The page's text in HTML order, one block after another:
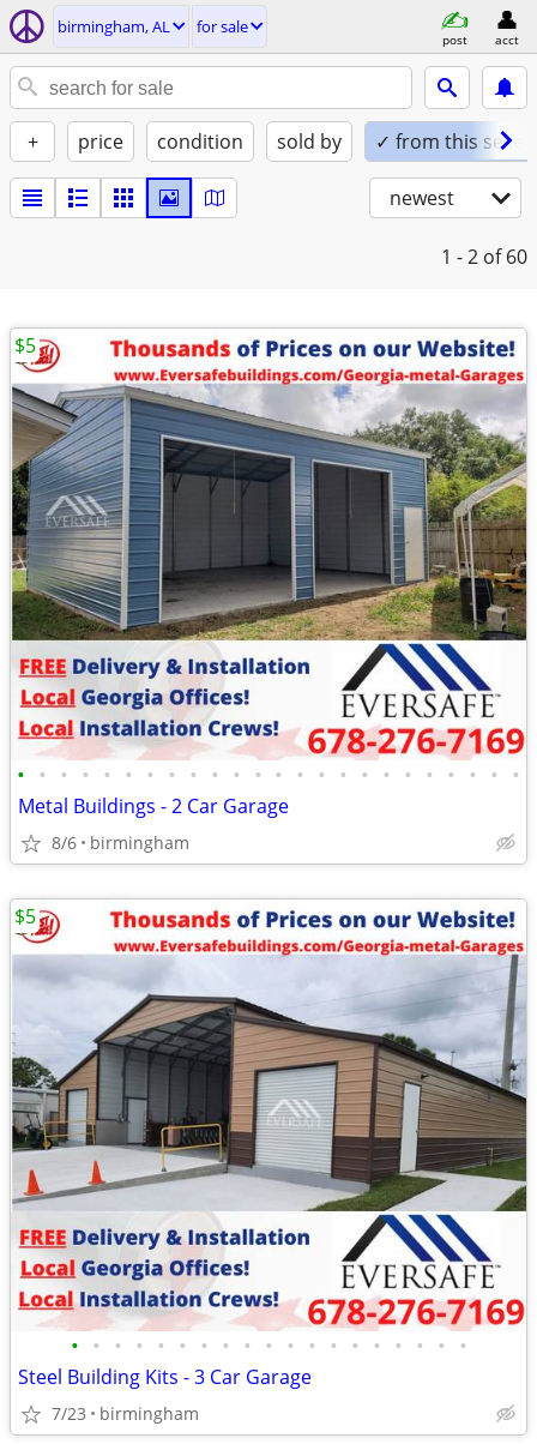
birmingham, AL for sale
post acct
+ price condition sold by ✓ from this seller
newest
1 - 2 of 60
• • • • • • • • • • • • • • • • • • • • • • • •
Metal Buildings - 2 Car Garage
8/6 birmingham
$5
• • • • • • • • • • • • • • • • • • •
Steel Building Kits - 3 Car Garage
7/23 birmingham
$5